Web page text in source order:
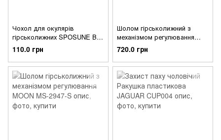
Чохол для окулярів
гірськолижних SPOSUNE BC-
6984
110.0 грн
Шолом гірськолижний з
механізмом регулювання
MOON MS-6289-BK
720.0 грн